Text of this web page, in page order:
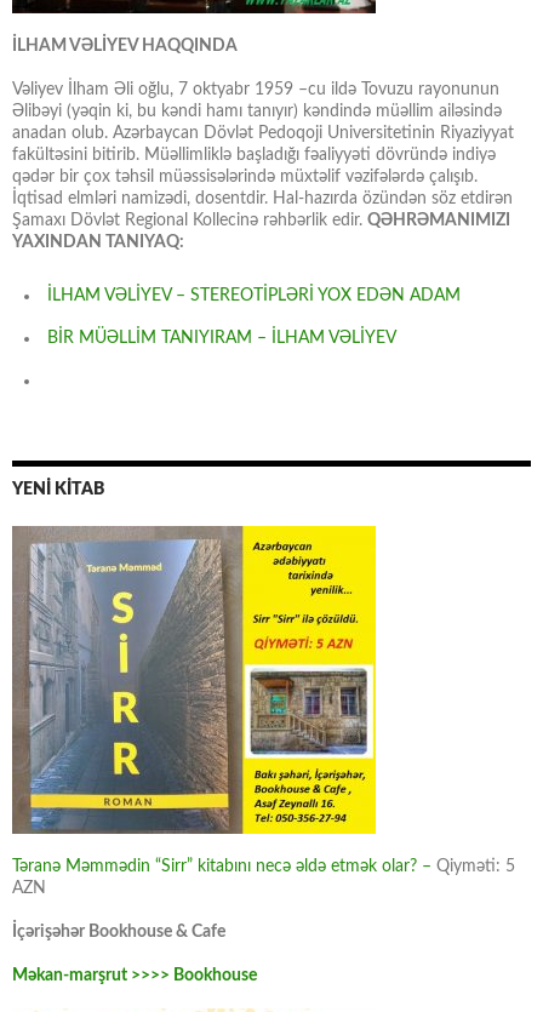
İLHAM VƏLİYEV HAQQINDA
Vəliyev İlham Əli oğlu, 7 oktyabr 1959 –cu ildə Tovuzu rayonunun
Əlibəyi (yəqin ki, bu kəndi hamı tanıyır) kəndində müəllim ailəsində
anadan olub. Azərbaycan Dövlət Pedoqoji Universitetinin Riyaziyyat
fakültəsini bitirib. Müəllimliklə başladığı fəaliyyəti dövründə indiyə
qədər bir çox təhsil müəssisələrində müxtəlif vəzifələrdə çalışıb.
İqtisad elmləri namizədi, dosentdir. Hal-hazırda özündən söz etdirən
Şamaxı Dövlət Regional Kollecinə rəhbərlik edir. QƏHRƏMANIMIZI
YAXINDAN TANIYAQ:
İLHAM VƏLİYEV – STEREOTİPLƏRİ YOX EDƏN ADAM
BİR MÜƏLLİM TANIYIRAM – İLHAM VƏLİYEV
YENİ KİTAB
Təranə Məmmədin “Sirr” kitabını necə əldə etmək olar? – Qiyməti: 5
AZN
İçərişəhər Bookhouse & Cafe
Məkan-marşrut >>>> Bookhouse